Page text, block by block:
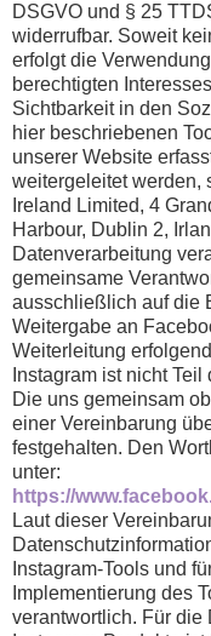
DSGVO und § 25
widerrufbar. Soweit
erfolgt die
berechtigten
Sichtbarkeit in den
hier beschriebenen
unserer Website
weitergeleitet werden,
Ireland Limited, 4
Harbour, Dublin 2,
Datenverarbeitung
gemeinsame
ausschließlich auf die
Weitergabe an
Weiterleitung
Instagram ist nicht
Die uns gemeinsam
einer Vereinbarung
festgehalten. Den
unter:
https://
Laut dieser
Instagram-Tools und
Implementierung des
verantwortlich. Für die